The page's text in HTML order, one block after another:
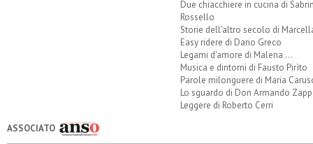
Due chiacchiere in cucina di
Rossello
Storie dell'altro secolo di
Easy ridere di Dario Greco
Legami d'amore di Malena ...
Musica e dintorni di Fausto Pirìto
Parole milonguere di Maria
Lo sguardo di Don Armando
Leggere di Roberto Cerri
ASSOCIATO